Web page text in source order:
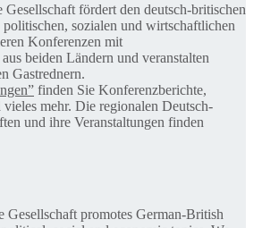
fördert den deutsch-britischen
sozialen und wirtschaftlichen
Konferenzen mit
beiden Ländern und veranstalten
Gastrednern.
finden Sie Konferenzberichte,
vieles mehr. Die regionalen Deutsch-
und ihre Veranstaltungen finden
Gesellschaft promotes German-British